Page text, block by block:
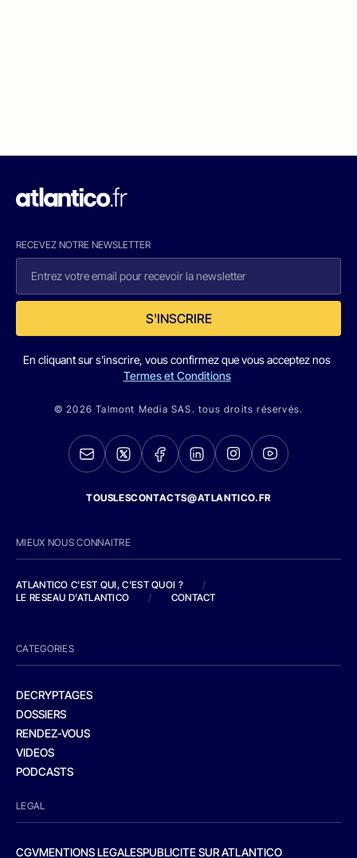
RECEVEZ NOTRE NEWSLETTER
S'INSCRIRE
En cliquant sur s'inscrire, vous confirmez que vous acceptez nos
Termes et Conditions
© 2026 Talmont Media SAS. tous droits réservés.
TOUSLESCONTACTS@ATLANTICO.FR
MIEUX NOUS CONNAITRE
ATLANTICO C'EST QUI, C'EST QUOI ?
/
LE RESEAU D'ATLANTICO
/ CONTACT
CATEGORIES
DECRYPTAGES
DOSSIERS
RENDEZ-VOUS
VIDEOS
PODCASTS
LEGAL
CGVMENTIONS LEGALESPUBLICITE SUR ATLANTICO